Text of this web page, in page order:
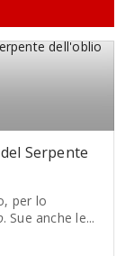
Serpente
per lo
. Sue anche le...